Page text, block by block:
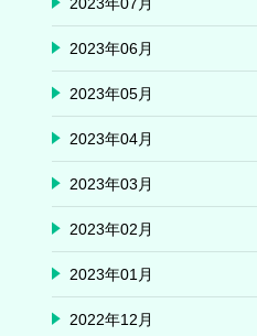
2023年06月
2023年05月
2023年04月
2023年03月
2023年02月
2023年01月
2022年12月